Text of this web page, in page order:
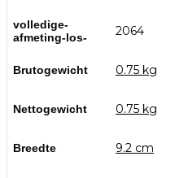
volledige-
afmeting-los-
2064
Brutogewicht 0.75 kg
Nettogewicht 0.75 kg
Breedte 9.2 cm